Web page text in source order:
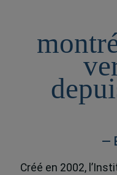
—
Créé en 2002,